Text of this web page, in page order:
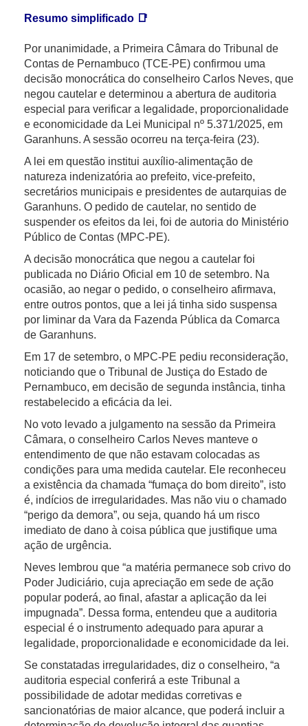
Resumo simplificado 📑
Por unanimidade, a Primeira Câmara do Tribunal de
Contas de Pernambuco (TCE-PE) confirmou uma
decisão monocrática do conselheiro Carlos Neves, que
negou cautelar e determinou a abertura de auditoria
especial para verificar a legalidade, proporcionalidade
e economicidade da Lei Municipal nº 5.371/2025, em
Garanhuns. A sessão ocorreu na terça-feira (23).
A lei em questão institui auxílio-alimentação de
natureza indenizatória ao prefeito, vice-prefeito,
secretários municipais e presidentes de autarquias de
Garanhuns. O pedido de cautelar, no sentido de
suspender os efeitos da lei, foi de autoria do Ministério
Público de Contas (MPC-PE).
A decisão monocrática que negou a cautelar foi
publicada no Diário Oficial em 10 de setembro. Na
ocasião, ao negar o pedido, o conselheiro afirmava,
entre outros pontos, que a lei já tinha sido suspensa
por liminar da Vara da Fazenda Pública da Comarca
de Garanhuns.
Em 17 de setembro, o MPC-PE pediu reconsideração,
noticiando que o Tribunal de Justiça do Estado de
Pernambuco, em decisão de segunda instância, tinha
restabelecido a eficácia da lei.
No voto levado a julgamento na sessão da Primeira
Câmara, o conselheiro Carlos Neves manteve o
entendimento de que não estavam colocadas as
condições para uma medida cautelar. Ele reconheceu
a existência da chamada “fumaça do bom direito”, isto
é, indícios de irregularidades. Mas não viu o chamado
“perigo da demora”, ou seja, quando há um risco
imediato de dano à coisa pública que justifique uma
ação de urgência.
Neves lembrou que “a matéria permanece sob crivo do
Poder Judiciário, cuja apreciação em sede de ação
popular poderá, ao final, afastar a aplicação da lei
impugnada”. Dessa forma, entendeu que a auditoria
especial é o instrumento adequado para apurar a
legalidade, proporcionalidade e economicidade da lei.
Se constatadas irregularidades, diz o conselheiro, “a
auditoria especial conferirá a este Tribunal a
possibilidade de adotar medidas corretivas e
sancionatórias de maior alcance, que poderá incluir a